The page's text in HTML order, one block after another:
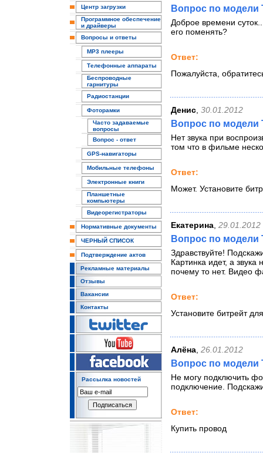
Центр загрузки
Программное обеспечение
и драйверы
Вопросы и ответы
MP3 плееры
Телефонные аппараты
Беспроводные
гарнитуры
Радиостанции
Фоторамки
Часто задаваемые
вопросы
Вопрос - ответ
GPS-навигаторы
Мобильные телефоны
Электронные книги
Планшетные
компьютеры
Видеорегистраторы
Нормативные документы
ЧЕРНЫЙ СПИСОК
Подтверждение актов
Рекламные материалы
Отзывы
Вакансии
Контакты
Рассылка новостей
Вопрос по модели
Доброе времени
его поменять?
Ответ:
Пожалуйста,
Денис, 30.01.2012
Вопрос по модели
Нет звука при
том что в фильме
Ответ:
Может. Установите
Екатерина, 29.01.2012
Вопрос по модели
Здравствуйте!
Картинка идет, а
почему то нет. Видео
Ответ:
Установите битрейт
Алёна, 26.01.2012
Вопрос по модели
Не могу подключить
подключение.
Ответ:
Купить провод